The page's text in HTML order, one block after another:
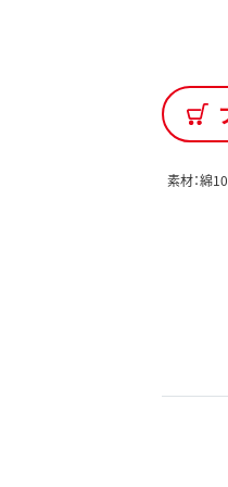
素材：綿